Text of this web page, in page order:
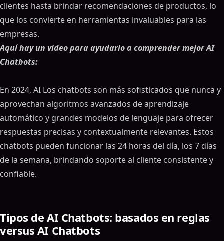
clientes hasta brindar recomendaciones de productos, lo
que los convierte en herramientas invaluables para las
empresas.
Aquí hay un video para ayudarlo a comprender mejor AI
Chatbots:
En 2024, AI Los chatbots son más sofisticados que nunca y
aprovechan algoritmos avanzados de aprendizaje
automático y grandes modelos de lenguaje para ofrecer
respuestas precisas y contextualmente relevantes. Estos
chatbots pueden funcionar las 24 horas del día, los 7 días
de la semana, brindando soporte al cliente consistente y
confiable.
Tipos de AI Chatbots: basados en reglas
versus AI Chatbots